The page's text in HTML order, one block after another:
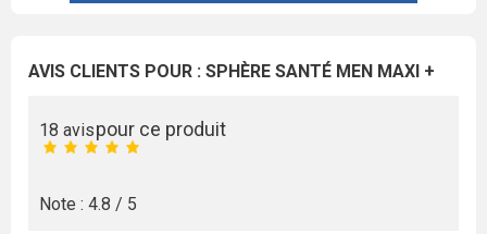
AVIS CLIENTS POUR : SPHÈRE SANTÉ MEN MAXI +
18 avispour ce produit
Note : 4.8 / 5